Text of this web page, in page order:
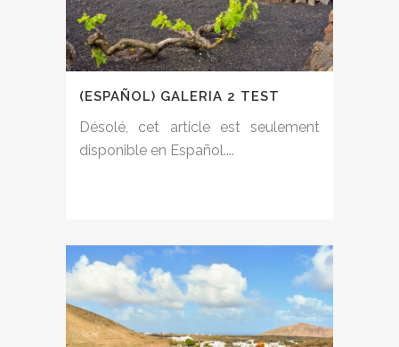
(ESPAÑOL) GALERIA 2 TEST
Désolé, cet article est seulement
disponible en Español....